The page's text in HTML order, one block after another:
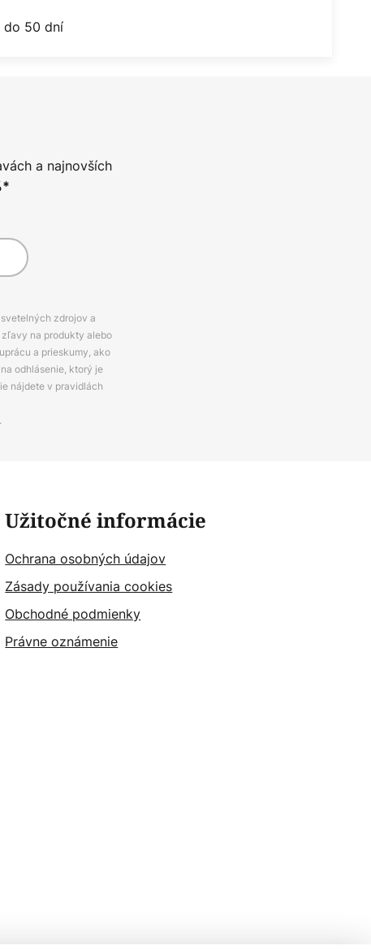
do 50 dní
a najnovších
zdrojov a
na produkty alebo
a prieskumy, ako
odhlásenie, ktorý je
nájdete v pravidlách
Užitočné informácie
Ochrana osobných údajov
Zásady používania cookies
Obchodné podmienky
Právne oznámenie